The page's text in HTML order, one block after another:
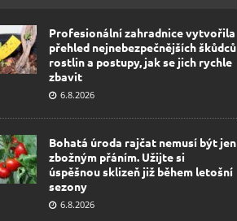
Profesionální zahradnice vytvořila
přehled nejnebezpečnějších škůdců
rostlin a postupy, jak se jich rychle
zbavit
6.8.2026
Bohatá úroda rajčat nemusí být jen
zbožným přáním. Užijte si
úspěšnou sklizeň již během letošní
sezony
6.8.2026